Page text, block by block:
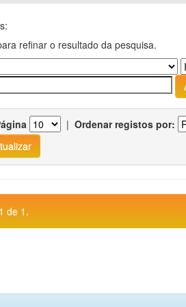
refinar o resultado da pesquisa.
| Ordenar registos por:
de 1.